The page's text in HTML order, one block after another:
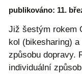
publikováno: 11.
Již šestým rokem
kol (bikesharing)
způsobu dopravy.
individuální